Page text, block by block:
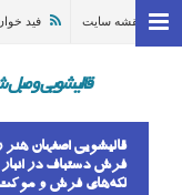
خانه
ترمیم و تعمیر قالی
نقشه سایت فید
قالیشویی و مبل شویی
قالیشویی اصفهان
فرش دستباف در
لکه‌های فرش و موکت